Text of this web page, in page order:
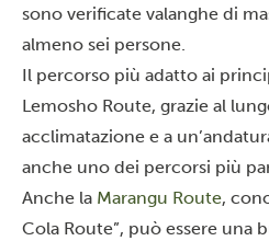
sono verificate valanghe di
almeno sei persone.
Il percorso più adatto ai
Lemosho Route, grazie al
acclimatazione e a
anche uno dei percorsi più
Anche la Marangu Route,
Cola Route”, può essere una